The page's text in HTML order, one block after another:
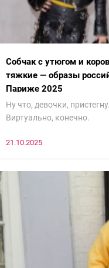
Собчак с утюгом и
тяжкие — образы
Париже 2025
Ну что, девочки,
Виртуально, конечно.
21.10.2025